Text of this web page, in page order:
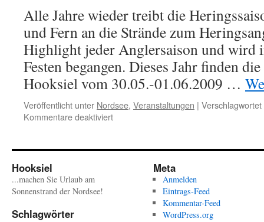
Alle Jahre wieder treibt die
und Fern an die Strände zum
Highlight jeder Anglersaison und wird
Festen begangen. Dieses Jahr finden
Hooksiel vom 30.05.-01.06.2009 …
Veröffentlicht unter Nordsee, Veranstaltungen | Verschlagwortet
Kommentare deaktiviertfür
Hooksiel
...machen Sie Urlaub am
Sonnenstrand der Nordsee!
Schlagwörter
Meta
Anmelden
Eintrags-Feed
Kommentar-Feed
WordPress.org